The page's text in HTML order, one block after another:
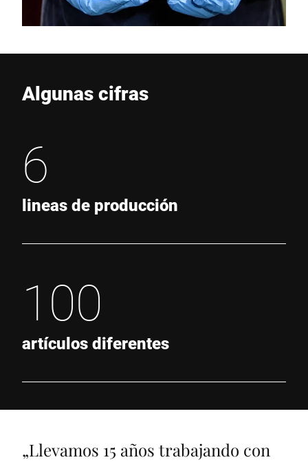
Algunas cifras
6
lineas de producción
100
artículos diferentes
„Llevamos 15 años trabajando con